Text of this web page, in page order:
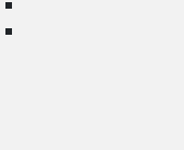
كلام السيد
تفسير
عدم
يتعلق